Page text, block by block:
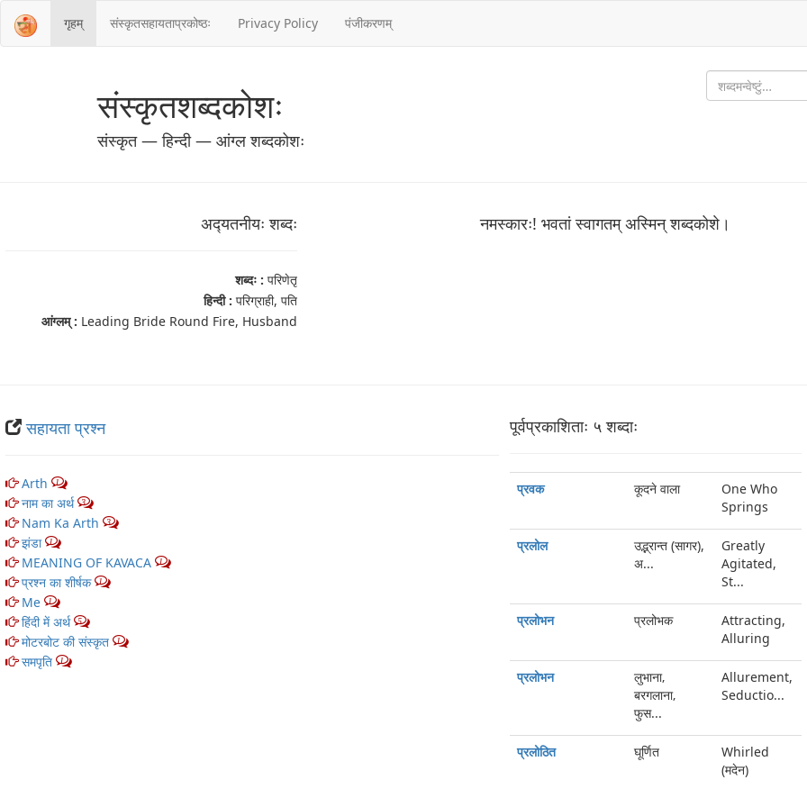
गृहम् संस्‍कृतसहायताप्रकोष्‍ठः Privacy Policy पंजीकरणम्
संस्‍कृतशब्‍दकोशः
संस्‍कृत — हिन्दी — आंग्ल शब्‍दकोशः
अद्‍यतनीयः शब्‍दः
शब्‍दः : परिणेतृ
हिन्दी : परिग्राही, पति
आंग्‍लम् : Leading Bride Round Fire, Husband
नमस्कारः! भवतां स्वागतम् अस्मिन् शब्‍दकोशे।
सहायता प्रश्न
Arth 1
नाम का अर्थ 3
Nam Ka Arth 3
झंडा 1
MEANING OF KAVACA 1
प्रश्न का शीर्षक 1
Me 1
हिंदी में अर्थ 5
मोटरबोट की संस्कृत 1
समपृति 1
पूर्वप्रकाशिताः ५ शब्‍दाः
प्रवक कूदने वाला
One Who
Springs
प्रलोल
उद्भ्रान्त (सागर),
अ...
Greatly
Agitated,
St...
प्रलोभन प्रलोभक
Attracting,
Alluring
प्रलोभन
लुभाना‚
बरगलाना‚
फुस...
Allurement,
Seductio...
प्रलोठित घूर्णित
Whirled
(मदेन)